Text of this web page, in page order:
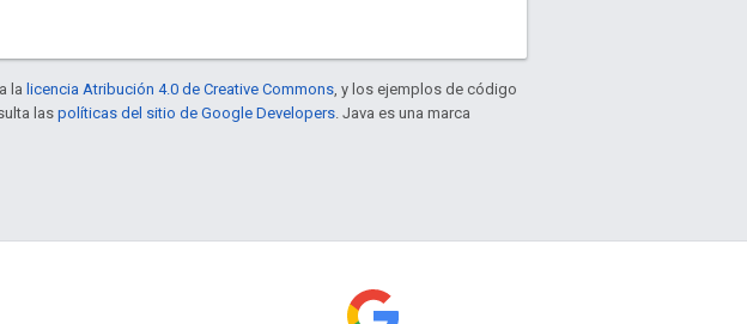
la licencia Atribución 4.0 de Creative Commons , y los ejemplos de código
laspolíticas del sitio de Google Developers . Java es una marca